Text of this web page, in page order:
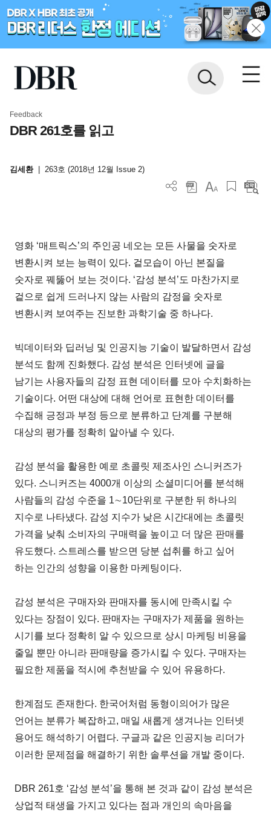
Feedback
DBR 261호를 읽고
김세환 263호 (2018년 12월 Issue 2)
영화 ‘매트릭스’의 주인공 네오는 모든 사물을 숫자로
변환시켜 보는 능력이 있다. 겉모습이 아닌 본질을
숫자로 꿰뚫어 보는 것이다. ‘감성 분석’도 마찬가지로
겉으로 쉽게 드러나지 않는 사람의 감정을 숫자로
변환시켜 보여주는 진보한 과학기술 중 하나다.
빅데이터와 딥러닝 및 인공지능 기술이 발달하면서 감성
분석도 함께 진화했다. 감성 분석은 인터넷에 글을
남기는 사용자들의 감정 표현 데이터를 모아 수치화하는
기술이다. 어떤 대상에 대해 언어로 표현한 데이터를
수집해 긍정과 부정 등으로 분류하고 단계를 구분해
대상의 평가를 정확히 알아낼 수 있다.
감성 분석을 활용한 예로 초콜릿 제조사인 스니커즈가
있다. 스니커즈는 4000개 이상의 소셜미디어를 분석해
사람들의 감성 수준을 1∼10단위로 구분한 뒤 하나의
지수로 나타냈다. 감성 지수가 낮은 시간대에는 초콜릿
가격을 낮춰 소비자의 구매력을 높이고 더 많은 판매를
유도했다. 스트레스를 받으면 당분 섭취를 하고 싶어
하는 인간의 성향을 이용한 마케팅이다.
감성 분석은 구매자와 판매자를 동시에 만족시킬 수
있다는 장점이 있다. 판매자는 구매자가 제품을 원하는
시기를 보다 정확히 알 수 있으므로 상시 마케팅 비용을
줄일 뿐만 아니라 판매량을 증가시킬 수 있다. 구매자는
필요한 제품을 적시에 추천받을 수 있어 유용하다.
한계점도 존재한다. 한국어처럼 동형이의어가 많은
언어는 분류가 복잡하고, 매일 새롭게 생겨나는 인터넷
용어도 해석하기 어렵다. 구글과 같은 인공지능 리더가
이러한 문제점을 해결하기 위한 솔루션을 개발 중이다.
DBR 261호 ‘감성 분석’을 통해 본 것과 같이 감성 분석은
상업적 태생을 가지고 있다는 점과 개인의 속마음을